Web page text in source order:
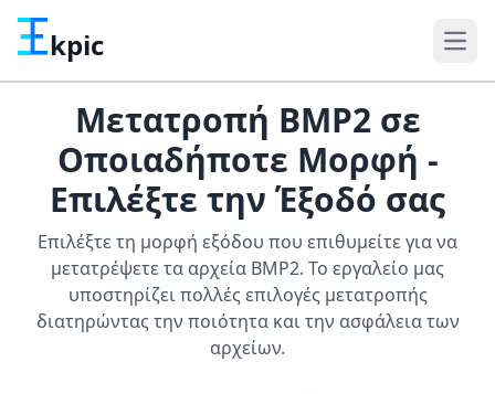
kpic
Μετατροπή BMP2 σε
Οποιαδήποτε Μορφή -
Επιλέξτε την Έξοδό σας
Επιλέξτε τη μορφή εξόδου που επιθυμείτε για να
μετατρέψετε τα αρχεία BMP2. Το εργαλείο μας
υποστηρίζει πολλές επιλογές μετατροπής
διατηρώντας την ποιότητα και την ασφάλεια των
αρχείων.